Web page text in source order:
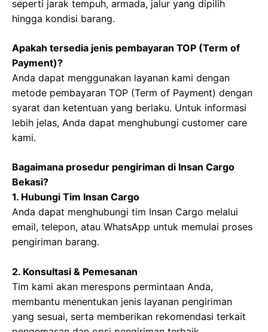
seperti jarak tempuh, armada, jalur yang dipilih
hingga kondisi barang.
Apakah tersedia jenis pembayaran TOP (Term of
Payment)?
Anda dapat menggunakan layanan kami dengan
metode pembayaran TOP (Term of Payment) dengan
syarat dan ketentuan yang berlaku. Untuk informasi
lebih jelas, Anda dapat menghubungi customer care
kami.
Bagaimana prosedur pengiriman di Insan Cargo
Bekasi?
1. Hubungi Tim Insan Cargo
Anda dapat menghubungi tim Insan Cargo melalui
email, telepon, atau WhatsApp untuk memulai proses
pengiriman barang.
2. Konsultasi & Pemesanan
Tim kami akan merespons permintaan Anda,
membantu menentukan jenis layanan pengiriman
yang sesuai, serta memberikan rekomendasi terkait